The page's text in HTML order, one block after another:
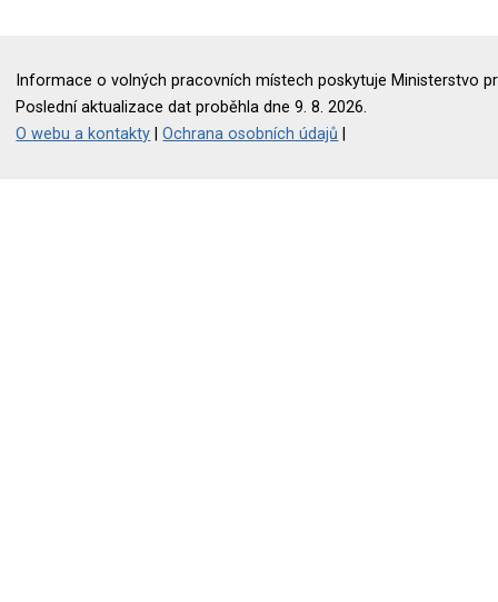
Informace o volných pracovních místech poskytuje Ministerstvo
Poslední aktualizace dat proběhla dne 9. 8. 2026.
O webu a kontakty |Ochrana osobních údajů